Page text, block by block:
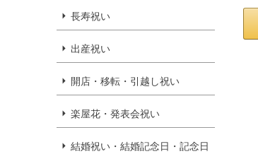
長寿祝い
出産祝い
開店・移転・引越し祝い
楽屋花・発表会祝い
結婚祝い・結婚記念日・記念日